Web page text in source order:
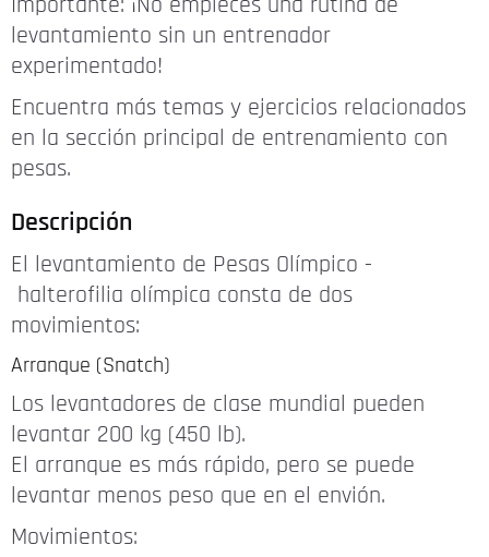
levantamiento sin un entrenador
experimentado!
Encuentra más temas y ejercicios relacionados
en la sección principal de entrenamiento con
pesas.
Descripción
El levantamiento de Pesas Olímpico -
halterofilia olímpica consta de dos
movimientos:
Arranque (Snatch)
Los levantadores de clase mundial pueden
levantar 200 kg (450 lb).
El arranque es más rápido, pero se puede
levantar menos peso que en el envión.
Movimientos: